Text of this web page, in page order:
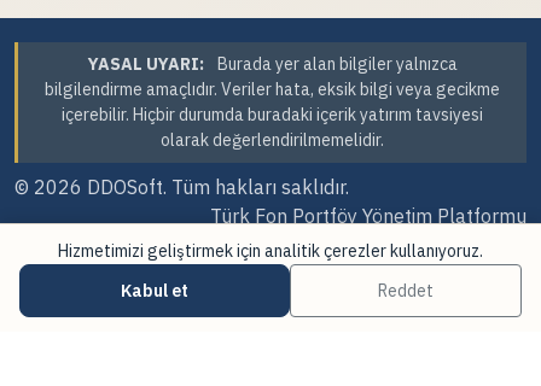
YASAL UYARI:
Burada yer alan bilgiler yalnızca
bilgilendirme amaçlıdır. Veriler hata, eksik bilgi veya gecikme
içerebilir. Hiçbir durumda buradaki içerik yatırım tavsiyesi
olarak değerlendirilmemelidir.
© 2026 DDOSoft. Tüm hakları saklıdır.
Türk Fon Portföy Yönetim Platformu
Sürüm Tarihi: 07.08.2026 23:41
Veri Kaynakları·
Hizmetimizi geliştirmek için analitik çerezler kullanıyoruz.
Kabul et
Reddet